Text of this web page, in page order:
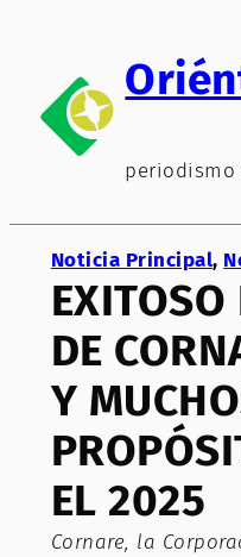
contenido
Noticia Principal,
EXITOSO
DE
Y
EL 2025
Cornare, la